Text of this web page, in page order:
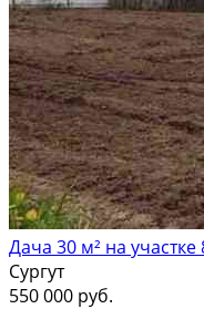
Дача 30 м² на участке
Сургут
550 000 руб.